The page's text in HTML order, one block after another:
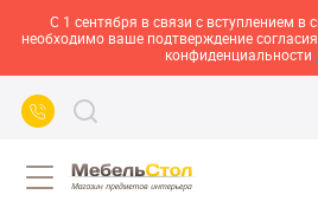
С 1 сентября в связи с вступлением в
необходимо ваше подтверждение
конфиденциальности